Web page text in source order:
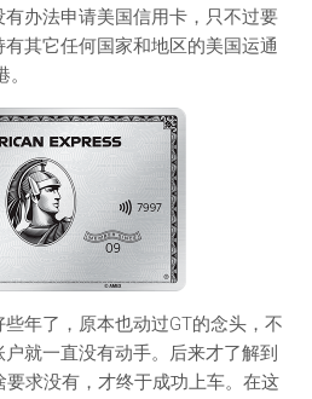
办法申请美国信用卡，只不过要
其它任何国家和地区的美国运通
年了，原本也动过GT的念头，不
就一直没有动手。后来才了解到
求没有，才终于成功上车。在这